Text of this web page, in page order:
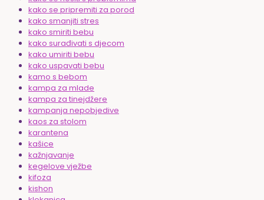
kako se pripremiti za porod
kako smanjiti stres
kako smiriti bebu
kako surađivati s djecom
kako umiriti bebu
kako uspavati bebu
kamo s bebom
kampa za mlade
kampa za tinejdžere
kampanja nepobjedive
kaos za stolom
karantena
kašice
kažnjavanje
kegelove vježbe
kifoza
kishon